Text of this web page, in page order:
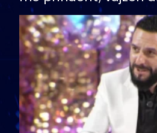
bashkëshorten:
divorci apo jo?